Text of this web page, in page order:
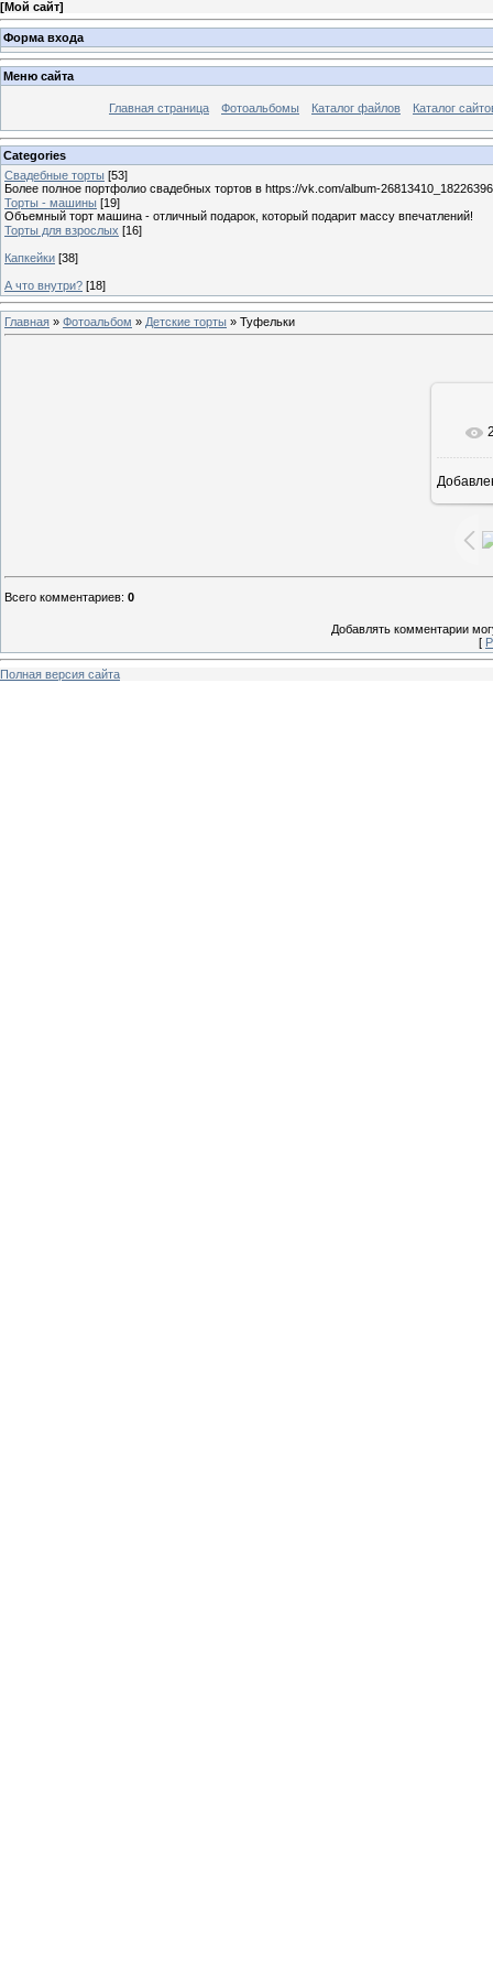
[Мой сайт]
Форма входа
Меню сайта
Главная страница Фотоальбомы Каталог файлов Каталог
Categories
Свадебные торты [53]
Более полное портфолио свадебных тортов в https://vk.com/album-
Торты - машины [19]
Объемный торт машина - отличный подарок, который подарит массу впечатлений!
Торты для взрослых [16]
Капкейки [38]
А что внутри? [18]
Главная » Фотоальбом » Детские торты » Туфельки
Всего комментариев: 0
Добавлять комментарии
[
Полная версия сайта